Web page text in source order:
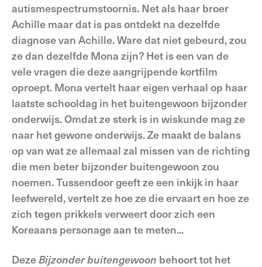
autismespectrumstoornis. Net als haar broer
Achille maar dat is pas ontdekt na dezelfde
diagnose van Achille. Ware dat niet gebeurd, zou
ze dan dezelfde Mona zijn? Het is een van de
vele vragen die deze aangrijpende kortfilm
oproept. Mona vertelt haar eigen verhaal op haar
laatste schooldag in het buitengewoon bijzonder
onderwijs. Omdat ze sterk is in wiskunde mag ze
naar het gewone onderwijs. Ze maakt de balans
op van wat ze allemaal zal missen van de richting
die men beter bijzonder buitengewoon zou
noemen. Tussendoor geeft ze een inkijk in haar
leefwereld, vertelt ze hoe ze die ervaart en hoe ze
zich tegen prikkels verweert door zich een
Koreaans personage aan te meten...
DezeBijzonder buitengewoon behoort tot het